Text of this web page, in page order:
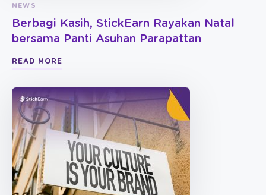
NEWS
Berbagi Kasih, StickEarn Rayakan Natal
bersama Panti Asuhan Parapattan
READ MORE